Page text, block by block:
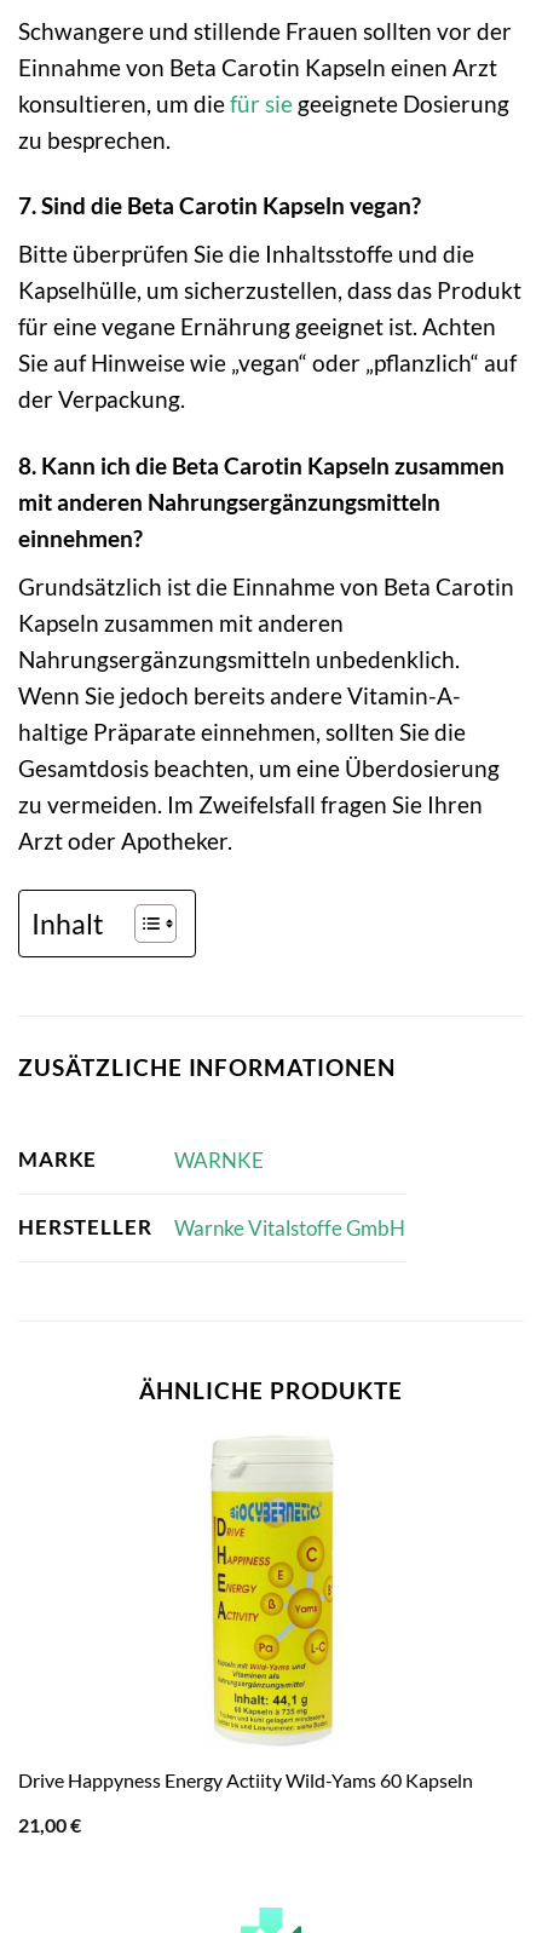
Schwangere und stillende Frauen sollten vor der
Einnahme von Beta Carotin Kapseln einen Arzt
konsultieren, um diefür sie geeignete Dosierung
zu besprechen.
7. Sind die Beta Carotin Kapseln vegan?
Bitte überprüfen Sie die Inhaltsstoffe und die
Kapselhülle, um sicherzustellen, dass das Produkt
für eine vegane Ernährung geeignet ist. Achten
Sie auf Hinweise wie „vegan“ oder „pflanzlich“ auf
der Verpackung.
8. Kann ich die Beta Carotin Kapseln zusammen
mit anderen Nahrungsergänzungsmitteln
einnehmen?
Grundsätzlich ist die Einnahme von Beta Carotin
Kapseln zusammen mit anderen
Nahrungsergänzungsmitteln unbedenklich.
Wenn Sie jedoch bereits andere Vitamin-A-
haltige Präparate einnehmen, sollten Sie die
Gesamtdosis beachten, um eine Überdosierung
zu vermeiden. Im Zweifelsfall fragen Sie Ihren
Arzt oder Apotheker.
Inhalt
ZUSÄTZLICHE INFORMATIONEN
MARKE WARNKE
HERSTELLER Warnke Vitalstoffe GmbH
ÄHNLICHE PRODUKTE
Drive Happyness Energy Actiity Wild-Yams 60 Kapseln
21,00€